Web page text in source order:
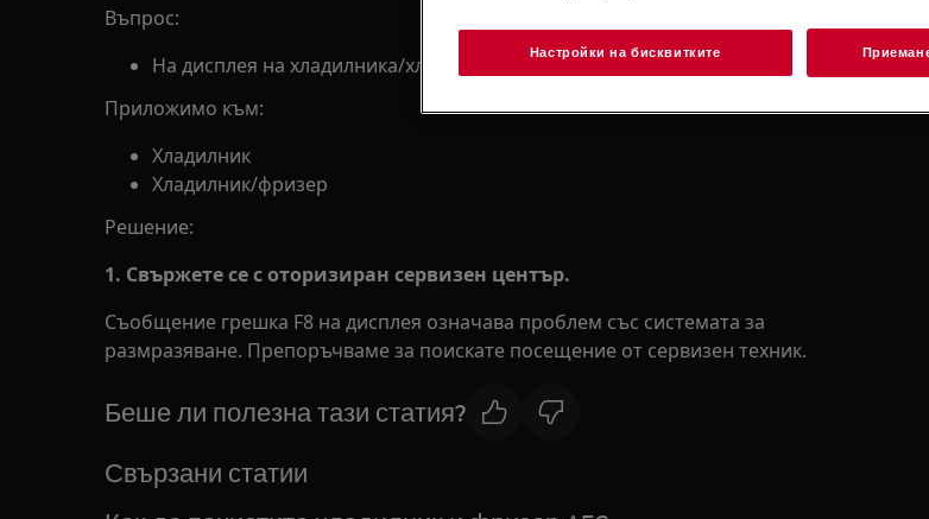
Въпрос:
На дисплея на хладилника/хладилника с фризер се показва F8
Приложимо към:
Хладилник
Хладилник/фризер
Решение:
1. Свържете се с оторизиран сервизен център.
Съобщение грешка F8 на дисплея означава проблем със системата за
размразяване. Препоръчваме за поискате посещение от сервизен техник.
Беше ли полезна тази статия?
Свързани статии
Настройки на бисквитките